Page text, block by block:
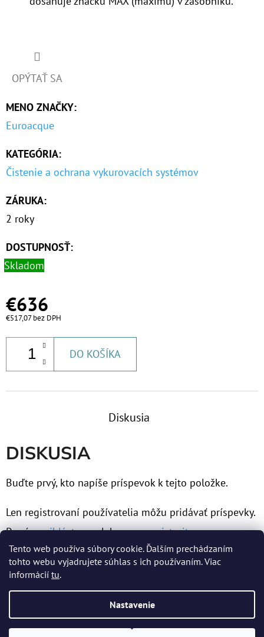
Tento web používa súbory cookie. Ďalším prechádzaním
tohto webu vyjadrujete súhlas s ich používaním. Viac
informácií tu.
Nastavenie
OPÝTAŤ SA
MENO ZNAČKY:
Euroacque
KATEGÓRIA:
Čistenie a ochrana vykurovacích systémov
ZÁRUKA:
2 roky
DOSTUPNOSŤ:
Skladom
€636
€517,07 bez DPH
DO KOŠÍKA
Diskusia
DISKUSIA
Buďte prvý, kto napíše príspevok k tejto položke.
Len registrovaní používatelia môžu pridávať príspevky.
Prosímprihláste saalebo sazaregistrujte.
Z
Á
P
Vytvoril Shoptet
Copyright 2026MERTENS spol. s r.o.. Všetky práva